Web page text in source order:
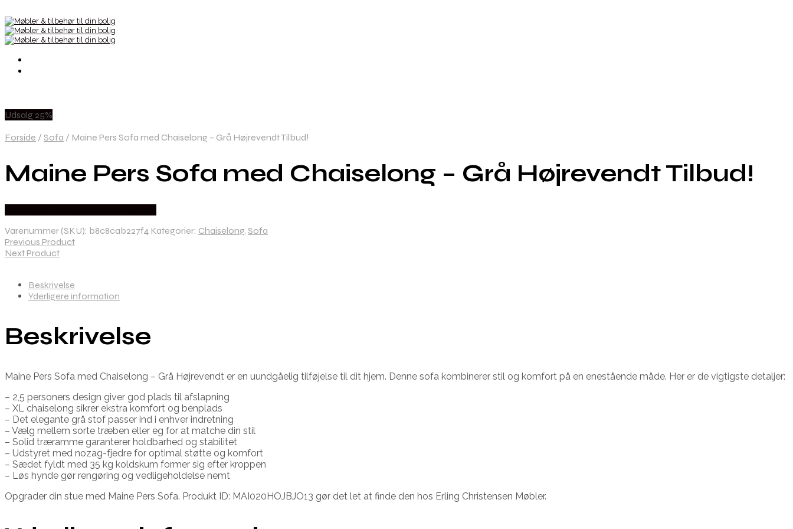
Udsalg 25%
Forside / Sofa / Maine Pers Sofa med Chaiselong – Grå Højrevendt Tilbud!
Maine Pers Sofa med Chaiselong – Grå Højrevendt Tilbud!
Varenummer (SKU): b8c8cab227f4 Kategorier: Chaiselong, Sofa
Previous Product
Next Product
Beskrivelse
Yderligere information
Beskrivelse
Maine Pers Sofa med Chaiselong – Grå Højrevendt er en uundgåelig tilføjelse til dit hjem. Denne sofa kombinerer stil og komfort på en enestående måde. Her er de vigtigste detaljer:
– 2,5 personers design giver god plads til afslapning
– XL chaiselong sikrer ekstra komfort og benplads
– Det elegante grå stof passer ind i enhver indretning
– Vælg mellem sorte træben eller eg for at matche din stil
– Solid træramme garanterer holdbarhed og stabilitet
– Udstyret med nozag-fjedre for optimal støtte og komfort
– Sædet fyldt med 35 kg koldskum former sig efter kroppen
– Løs hynde gør rengøring og vedligeholdelse nemt
Opgrader din stue med Maine Pers Sofa. Produkt ID: MAI020HOJBJO13 gør det let at finde den hos Erling Christensen Møbler.